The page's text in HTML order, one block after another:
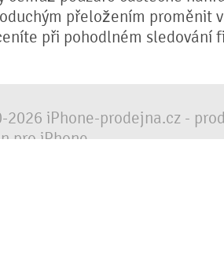
přeložením proměnit
při pohodlném sledování
iPhone-prodejna.cz -
pro iPhone